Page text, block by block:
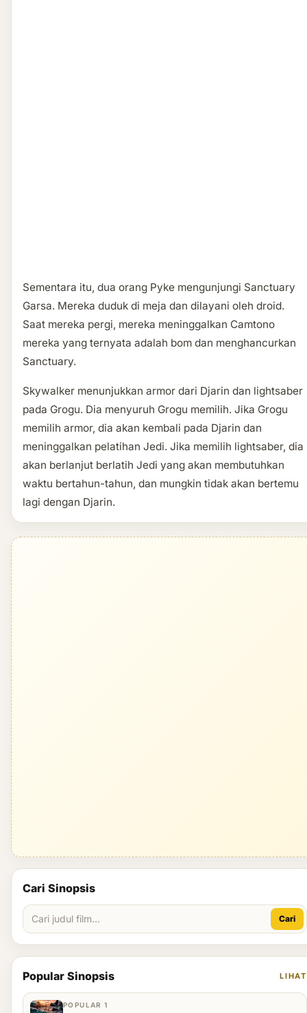
Sementara itu, dua orang Pyke mengunjungi Sanctuary
Garsa. Mereka duduk di meja dan dilayani oleh droid.
Saat mereka pergi, mereka meninggalkan Camtono
mereka yang ternyata adalah bom dan menghancurkan
Sanctuary.
Skywalker menunjukkan armor dari Djarin dan lightsaber
pada Grogu. Dia menyuruh Grogu memilih. Jika Grogu
memilih armor, dia akan kembali pada Djarin dan
meninggalkan pelatihan Jedi. Jika memilih lightsaber, dia
akan berlanjut berlatih Jedi yang akan membutuhkan
waktu bertahun-tahun, dan mungkin tidak akan bertemu
lagi dengan Djarin.
Cari Sinopsis
Cari
Popular Sinopsis LIHAT
POPULAR 1